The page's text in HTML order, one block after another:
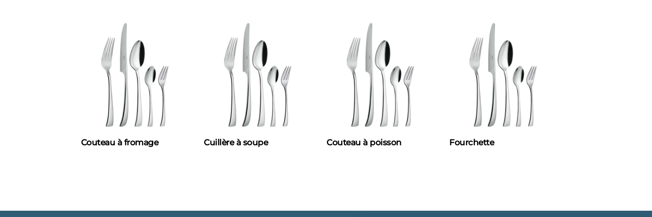
Couteau à fromage Cuillère à soupe Couteau à poisson Fourchette